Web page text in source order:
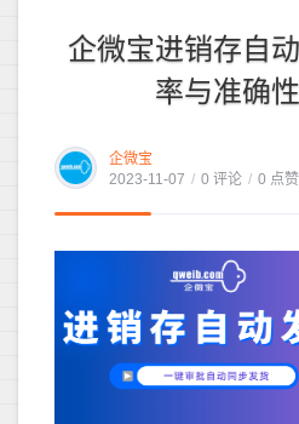
企微宝进销存自
率与准确
企微宝
2023-11-07 / 0 评论 / 0 点赞